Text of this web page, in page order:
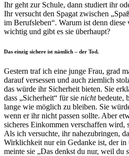
Ihr geht zur Schule, dann studiert ihr
Ihr versucht den Spagat zwischen
im Berufsleben“. Warum ist denn
wichtig und gibt es sie überhaupt?
Das einzig sichere ist nämlich – der Tod.
Gestern traf ich eine junge Frau, grad
darauf versessen und auch ziemlich
das würde ihr Sicherheit bieten. Sie
dass „Sicherheit“ für sie nichtbedeute,
lange wie möglich zu bleiben. Sie
wenn er ihr nicht passen sollte. Aber
sicheres Einkommen verschaffen wird,
Als ich versuchte, ihr nahezubringen,
Wirklichkeit nur ein Gedanke ist, der in
meinte sie „Das denkst du nur, weil du